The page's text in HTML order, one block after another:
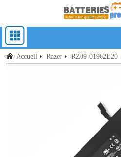
Accueil Razer RZ09-01962E20